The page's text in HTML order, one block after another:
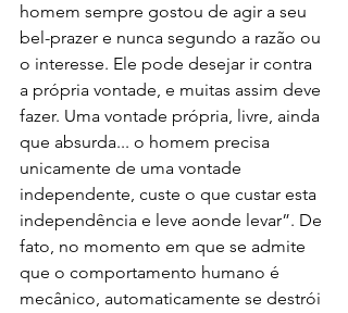
homem sempre gostou de agir a seu
bel-prazer e nunca segundo a razão ou
o interesse. Ele pode desejar ir contra
a própria vontade, e muitas assim deve
fazer. Uma vontade própria, livre, ainda
que absurda... o homem precisa
unicamente de uma vontade
independente, custe o que custar esta
independência e leve aonde levar”. De
fato, no momento em que se admite
que o comportamento humano é
mecânico, automaticamente se destrói